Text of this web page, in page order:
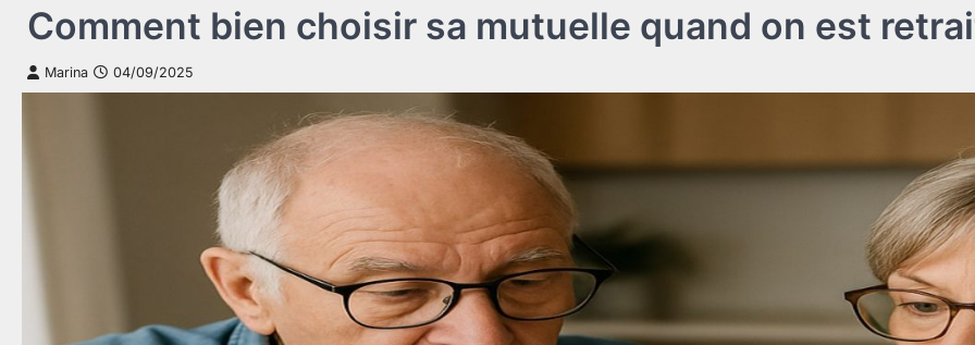
Comment bien choisir sa mutuelle quand on est
Marina 04/09/2025